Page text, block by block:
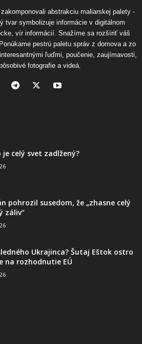
abstrakciu maliarskej palety -
tvar symbolizuje informácie v digitálnom
vír informácií. Snažíme sa rozšíriť váš
pestrú paletu správ z domova a zo
ľuďmi, poučenie, zaujímavosti,
fotografie a videá.
je celý svet zadlžený?
pohrozil susedom, že „zhasne celý
záliv“
Ukrajinca? Šutaj Eštok ostro
na rozhodnutie EÚ